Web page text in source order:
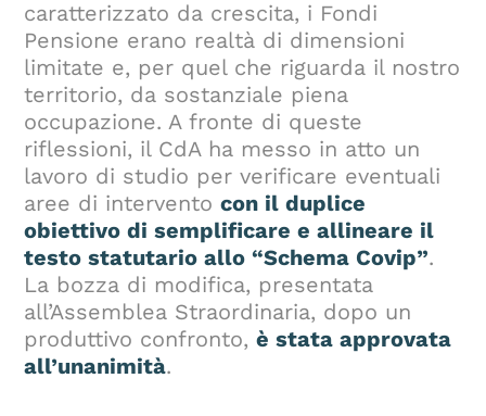
caratterizzato da crescita, i Fondi
Pensione erano realtà di dimensioni
limitate e, per quel che riguarda il nostro
territorio, da sostanziale piena
occupazione. A fronte di queste
riflessioni, il CdA ha messo in atto un
lavoro di studio per verificare eventuali
aree di interventocon il duplice
obiettivo di semplificare e allineare il
testo statutario allo “Schema Covip”.
La bozza di modifica, presentata
all’Assemblea Straordinaria, dopo un
produttivo confronto,è stata approvata
all’unanimità.